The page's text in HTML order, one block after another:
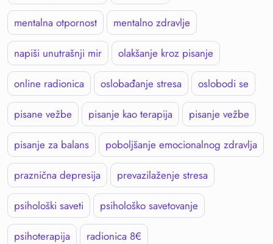
mentalna otpornost mentalno zdravlje
napiši unutrašnji mir olakšanje kroz pisanje
online radionica oslobađanje stresa oslobodi se
pisane vežbe pisanje kao terapija pisanje vežbe
pisanje za balans poboljšanje emocionalnog zdravlja
praznična depresija prevazilaženje stresa
psihološki saveti psihološko savetovanje
psihoterapija radionica 8€